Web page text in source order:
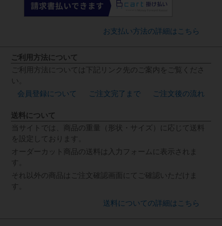
お支払い方法の詳細はこちら
ご利用方法について
ご利用方法については下記リンク先のご案内をご覧くださ
い。
会員登録について
ご注文完了まで ご注文後の流れ
送料について
当サイトでは、商品の重量（形状・サイズ）に応じて送料
を設定しております。
オーダーカット商品の送料は入力フォームに表示されま
す。
それ以外の商品はご注文確認画面にてご確認いただけま
す。
送料についての詳細はこちら